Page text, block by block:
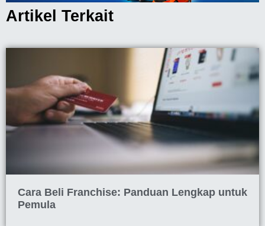
Artikel Terkait
Cara Beli Franchise: Panduan Lengkap untuk
Pemula